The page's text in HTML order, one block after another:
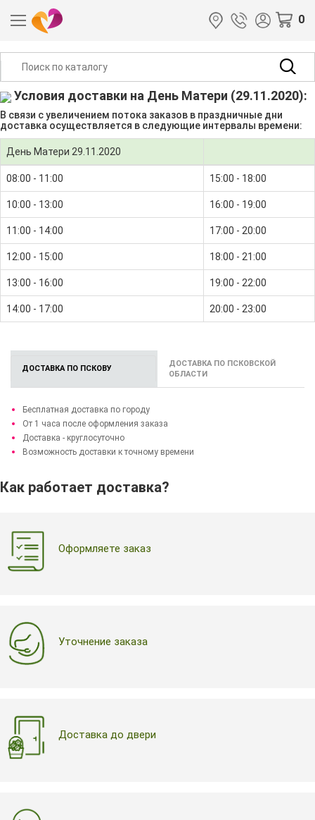
0
Условия доставки на День Матери (29.11.2020):
В связи с увеличением потока заказов в праздничные дни
доставка осуществляется в следующие интервалы времени:
День Матери 29.11.2020
08:00 - 11:00 15:00 - 18:00
10:00 - 13:00 16:00 - 19:00
11:00 - 14:00 17:00 - 20:00
12:00 - 15:00 18:00 - 21:00
13:00 - 16:00 19:00 - 22:00
14:00 - 17:00 20:00 - 23:00
ДОСТАВКА ПО ПСКОВУ
ДОСТАВКА ПО ПСКОВСКОЙ
ОБЛАСТИ
Бесплатная доставка по городу
От 1 часа после оформления заказа
Доставка - круглосуточно
Возможность доставки к точному времени
Как работает доставка?
Оформляете заказ
Уточнение заказа
Доставка до двери